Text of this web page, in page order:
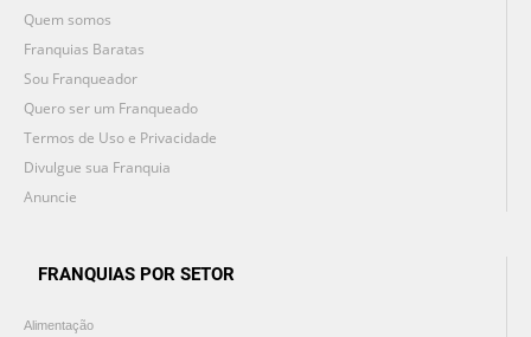
Quem somos
Franquias Baratas
Sou Franqueador
Quero ser um Franqueado
Termos de Uso e Privacidade
Divulgue sua Franquia
Anuncie
FRANQUIAS POR SETOR
Alimentação